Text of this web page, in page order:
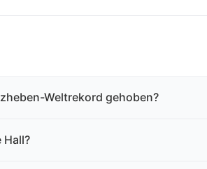
Weltrekord gehoben?
Hall?